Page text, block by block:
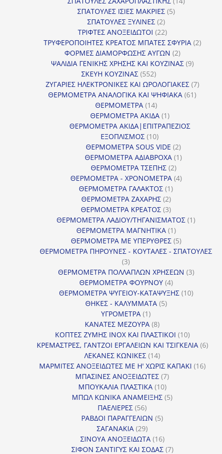
ΣΠΑΤΟΥΛΕΣ ΙΣΙΕΣ ΜΑΚΡΙΕΣ 55
ΣΠΑΤΟΥΛΕΣ ΞΥΛΙΝΕΣ 22
προϊόντα
ΤΡΙΦΤΕΣ ΑΝΟΞΕΙΔΩΤΟΙ 2222
προϊόντα
ΤΡΥΦΕΡΟΠΟΙΗΤΕΣ ΚΡΕΑΤΟΣ ΜΠΑΤΕΣ ΣΦΥΡΙΑ 22
ΦΟΡΜΕΣ ΔΙΑΜΟΡΦΩΣΗΣ ΑΥΓΩΝ 22
προϊόντα
ΨΑΛΙΔΙΑ ΓΕΝΙΚΗΣ ΧΡΗΣΗΣ ΚΑΙ ΚΟΥΖΙΝΑΣ 99
ΣΚΕΥΗ ΚΟΥΖΙΝΑΣ 552552
προϊόντα
ΖΥΓΑΡΙΕΣ ΗΛΕΚΤΡΟΝΙΚΕΣ ΚΑΙ ΩΡΟΛΟΓΙΑΚΕΣ 77
ΘΕΡΜΟΜΕΤΡΑ ΑΝΑΛΟΓΙΚΑ ΚΑΙ ΨΗΦΙΑΚΑ 6161
ΘΕΡΜΟΜΕΤΡΑ 1414
προϊόντα
ΘΕΡΜΟΜΕΤΡΑ ΑΚΙΔΑ 11
προϊόν
ΘΕΡΜΟΜΕΤΡΑ ΑΚΙΔΑ|ΕΠΙΤΡΑΠΕΖΙΟΣ
ΕΞΟΠΛΙΣΜΟΣ 1010
προϊόντα
ΘΕΡΜΟΜΕΤΡΑ SOUS VIDE 22
προϊόντα
ΘΕΡΜΟΜΕΤΡΑ ΑΔΙΑΒΡΟΧΑ 11
ΘΕΡΜΟΜΕΤΡΑ ΤΣΕΠΗΣ 22
προϊόντα
ΘΕΡΜΟΜΕΤΡΑ - ΧΡΟΝΟΜΕΤΡΑ 44
ΘΕΡΜΟΜΕΤΡΑ ΓΑΛΑΚΤΟΣ 11
προϊόν
ΘΕΡΜΟΜΕΤΡΑ ΖΑΧΑΡΗΣ 22
προϊόντα
ΘΕΡΜΟΜΕΤΡΑ ΚΡΕΑΤΟΣ 33
προϊόντα
ΘΕΡΜΟΜΕΤΡΑ ΛΑΔΙΟΥ/ΤΗΓΑΝΙΣΜΑΤΟΣ 11
ΘΕΡΜΟΜΕΤΡΑ ΜΑΓΝΗΤΙΚΑ 11
προϊόν
ΘΕΡΜΟΜΕΤΡΑ ΜΕ ΥΠΕΡΥΘΡΕΣ 55
προϊόντα
ΘΕΡΜΟΜΕΤΡΑ ΠΗΡΟΥΝΕΣ - ΚΟΥΤΑΛΕΣ - ΣΠΑΤΟΥΛΕΣ
33
προϊόντα
ΘΕΡΜΟΜΕΤΡΑ ΠΟΛΛΑΠΛΩΝ ΧΡΗΣΕΩΝ 33
ΘΕΡΜΟΜΕΤΡΑ ΦΟΥΡΝΟΥ 44
προϊόντα
ΘΕΡΜΟΜΕΤΡΑ ΨΥΓΕΙΟΥ-ΚΑΤΑΨΥΞΗΣ 1010
ΘΗΚΕΣ - ΚΑΛΥΜΜΑΤΑ 55
ΥΓΡΟΜΕΤΡΑ 11
προϊόν
ΚΑΝΑΤΕΣ ΜΕΖΟΥΡΑ 88
προϊόντα
ΚΟΠΤΕΣ ΖΥΜΗΣ INOX ΚΑΙ ΠΛΑΣΤΙΚΟΙ 1010
προϊόντα
ΚΡΕΜΑΣΤΡΕΣ, ΓΑΝΤΖΟΙ ΕΡΓΑΛΕΙΩΝ ΚΑΙ ΤΣΙΓΚΕΛΙΑ 66
ΛΕΚΑΝΕΣ ΚΩΝΙΚΕΣ 1414
προϊόντα
ΜΑΡΜΙΤΕΣ ΑΝΟΞΕΙΔΩΤΕΣ ΜΕ Η' ΧΩΡΙΣ ΚΑΠΑΚΙ 1616
ΜΠΑΣΙΝΕΣ ΑΝΟΞΕΙΔΩΤΕΣ 77
ΜΠΟΥΚΑΛΙΑ ΠΛΑΣΤΙΚΑ 1010
προϊόντα
ΜΠΩΛ ΚΩΝΙΚΑ ΑΝΑΜΕΙΞΗΣ 55
ΠΑΕΛΙΕΡΕΣ 5656
προϊόντα
ΡΑΒΔΟΙ ΠΑΡΑΓΓΕΛΙΩΝ 55
ΣΑΓΑΝΑΚΙΑ 2929
προϊόντα
ΣΙΝΟΥΑ ΑΝΟΞΕΙΔΩΤΑ 1616
προϊόντα
ΣΙΦΟΝ ΣΑΝΤΙΓΥΣ ΚΑΙ ΣΟΔΑΣ 77